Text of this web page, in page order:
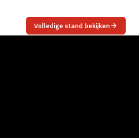
Volledige stand bekijken